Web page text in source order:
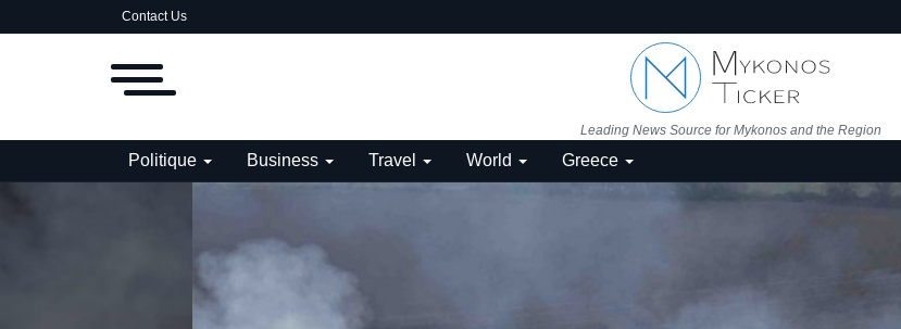
Contact Us
Leading News Source for Mykonos and the Region
Politique Business Travel World Greece